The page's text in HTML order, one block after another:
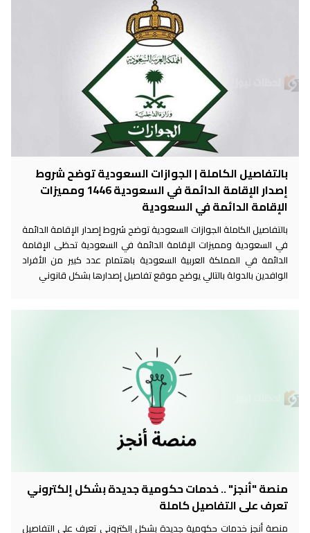
بالتفاصيل الكاملة | الجوازات السعودية توضح شروط
إصدار الإقامة الدائمة في السعودية 1446 ومميزات
الإقامة الدائمة في السعودية
بالتفاصيل الكاملة الجوازات السعودية توضح شروط إصدار الإقامة الدائمة
في السعودية ومميزات الإقامة الدائمة في السعودية تحظى الإقامة
الدائمة في المملكة العربية السعودية باهتمام عدد كبير من الأفراد
الوافدين بالدولة بالتالي يوضح موقع تفاصيل إصدارها بشكل قانوني
منصة "أنجز" .. خدمات حكومية جديدة بشكل إلكتروني
تعرف على التفاصيل كاملة
منصة أنجز خدمات حكومية جديدة بشكل إلكتروني تعرف على التفاصيل